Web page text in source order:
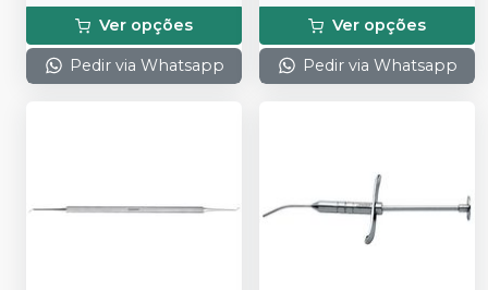
Ver opções
Pedir via Whatsapp
Ver opções
Pedir via Whatsapp